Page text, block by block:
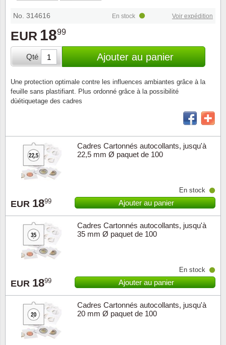
No. 314616
EUR 1899
Voir expédition
En stock
Qté Ajouter au panier
Une protection optimale contre les influences ambiantes grâce à la
feuille sans plastifiant. Plus ordonné grâce à la possibilité
dùétiquetage des cadres
Cadres Cartonnés autocollants, jusqu'à
22,5 mm Ø paquet de 100
EUR 1899
En stock
Ajouter au panier
Cadres Cartonnés autocollants, jusqu'à
35 mm Ø paquet de 100
EUR 1899
En stock
Ajouter au panier
Cadres Cartonnés autocollants, jusqu'à
20 mm Ø paquet de 100
Lots de timbres
Années
Présentation souvenir
Collections annuelles / livres
Pinces
Matériel numismatique
Pour le nouveau collectionneur
Fournitures de bureau
Jeux de cartes à collectionner
Films
Guerre
Love
Thém.
Asie et
Chine
Chypre
Chèque cadeau
Newsletter
Politique de confidentialité